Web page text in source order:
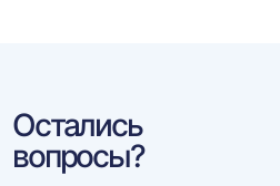
Остались
вопросы?